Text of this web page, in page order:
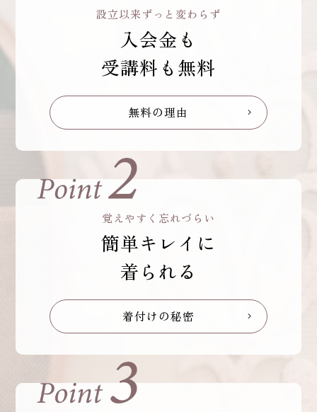
設立以来ずっと変わらず
入会金も
受講料も無料
無料の理由 chevron_right
覚えやすく忘れづらい
簡単キレイに
着られる
着付けの秘密 chevron_right